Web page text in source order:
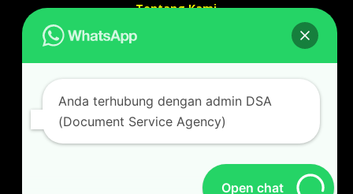
Tentang Kami
Kontak kami
Alamat kantor :
Jl Swadaya Pam No 6 Rt 006 Rw 007 Jatinegara,
Cakung, Jakarta Timur 13930
087887631193 / 021 48671259
Anda terhubung dengan admin DSA
(Document Service Agency)
Open chat